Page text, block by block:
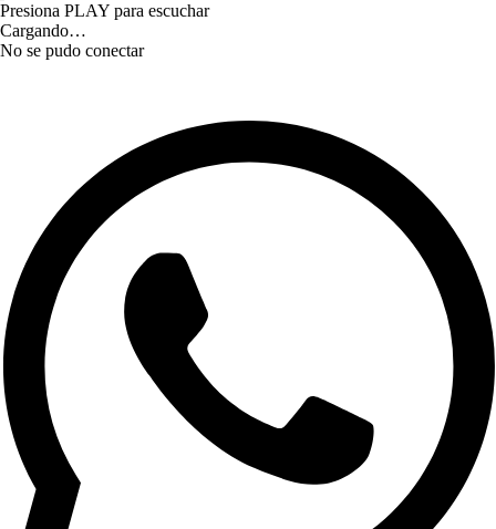
Presiona PLAY para escuchar
Cargando…
No se pudo conectar